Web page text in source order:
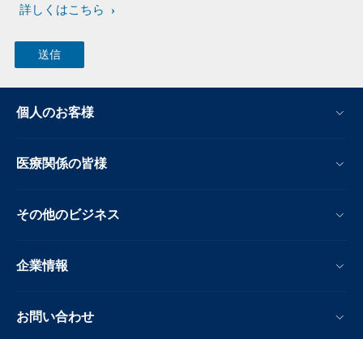
詳しくはこちら
個人のお客様
医療関係の皆様
その他のビジネス
企業情報
お問い合わせ